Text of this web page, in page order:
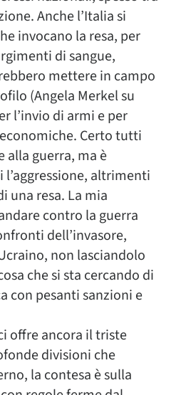
Anche l’Italia si
invocano la resa, per
di sangue,
mettere in campo
(Angela Merkel su
l’invio di armi e per
Certo tutti
alla guerra, ma è
l’aggressione, altrimenti
una resa. La mia
contro la guerra
dell’invasore,
non lasciandolo
che si sta cercando di
con pesanti sanzioni e
offre ancora il triste
divisioni che
la contesa è sulla